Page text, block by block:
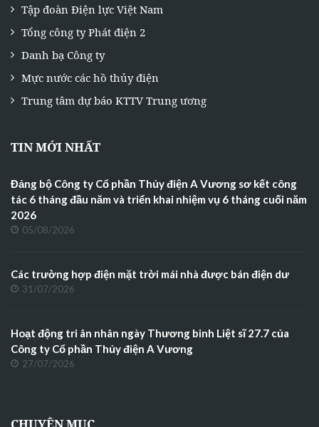
Tập đoàn Điện lực Việt Nam
Tổng công ty Phát điện 2
Danh bạ Công ty
Mực nước các hồ thủy điện
Trung tâm dự báo KTTV Trung ương
TIN MỚI NHẤT
Đảng bộ Công ty Cổ phần Thủy điện A Vương sơ kết công
tác 6 tháng đầu năm và triển khai nhiệm vụ 6 tháng cuối năm
2026
05/08/2026
Các trường hợp điện mặt trời mái nhà được bán điện dư
31/07/2026
Hoạt động tri ân nhân ngày Thương binh Liệt sĩ 27.7 của
Công ty Cổ phần Thủy điện A Vương
27/07/2026